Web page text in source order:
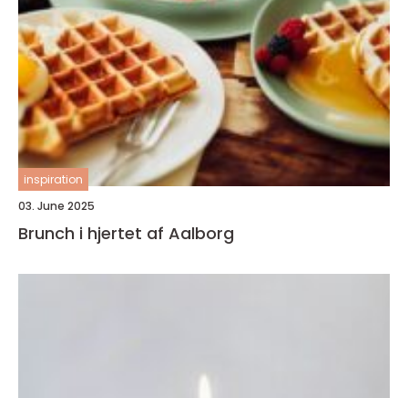
inspiration
03. June 2025
Brunch i hjertet af Aalborg